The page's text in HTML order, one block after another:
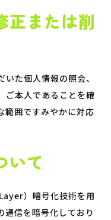
正または削
た個人情報の照会、
ご本人であることを確
範囲ですみやかに対応
いて
）暗号化技術を用
通信を暗号化しており